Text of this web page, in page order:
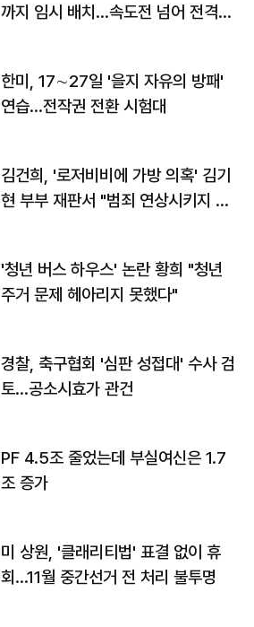
까지 임시 배치…속도전 넘어 전격
한미, 17∼27일 '을지 자유의 방패'
연습…전작권 전환 시험대
김건희, '로저비비에 가방 의혹' 김기
현 부부 재판서 "범죄 연상시키지 말
'청년 버스 하우스' 논란 황희 "청년
주거 문제 헤아리지 못했다"
경찰, 축구협회 '심판 성접대' 수사 검
토…공소시효가 관건
PF 4.5조 줄었는데 부실여신은 1.7
조 증가
미 상원, '클래리티법' 표결 없이 휴
회…11월 중간선거 전 처리 불투명